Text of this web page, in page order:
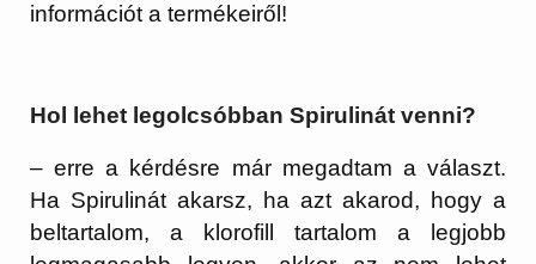
információt a termékeiről!
Hol lehet legolcsóbban Spirulinát venni?
– erre a kérdésre már megadtam a választ.
Ha Spirulinát akarsz, ha azt akarod, hogy a
beltartalom, a klorofill tartalom a legjobb